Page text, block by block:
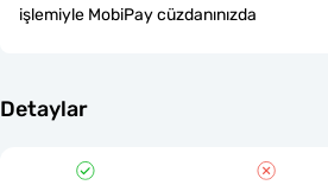
işlemiyle MobiPay cüzdanınızda
Detaylar